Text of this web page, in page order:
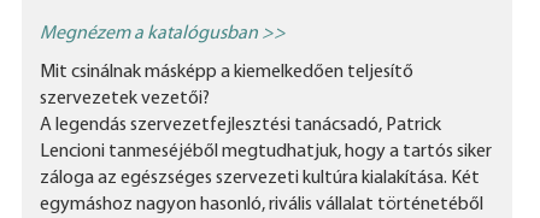
Megnézem a katalógusban >>
Mit csinálnak másképp a kiemelkedően teljesítő
szervezetek vezetői?
A legendás szervezetfejlesztési tanácsadó, Patrick
Lencioni tanmeséjéből megtudhatjuk, hogy a tartós siker
záloga az egészséges szervezeti kultúra kialakítása. Két
egymáshoz nagyon hasonló, rivális vállalat történetéből